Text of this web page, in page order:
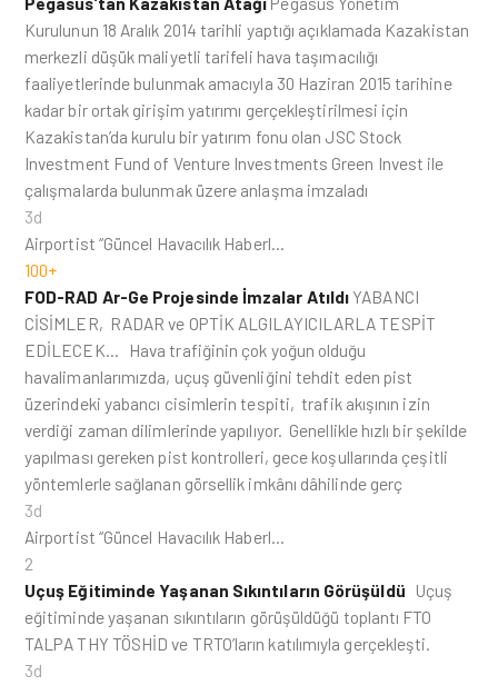
Kurulunun 18 Aralık 2014 tarihli yaptığı açıklamada Kazakistan
merkezli düşük maliyetli tarifeli hava taşımacılığı
faaliyetlerinde bulunmak amacıyla 30 Haziran 2015 tarihine
kadar bir ortak girişim yatırımı gerçekleştirilmesi için
Kazakistan’da kurulu bir yatırım fonu olan JSC Stock
Investment Fund of Venture Investments Green Invest ile
çalışmalarda bulunmak üzere anlaşma imzaladı
3d
Airportist “Güncel Havacılık Haberl…
100+
FOD-RAD Ar-Ge Projesinde İmzalar AtıldıYABANCI
CİSİMLER, RADAR ve OPTİK ALGILAYICILARLA TESPİT
EDİLECEK… Hava trafiğinin çok yoğun olduğu
havalimanlarımızda, uçuş güvenliğini tehdit eden pist
üzerindeki yabancı cisimlerin tespiti, trafik akışının izin
verdiği zaman dilimlerinde yapılıyor. Genellikle hızlı bir şekilde
yapılması gereken pist kontrolleri, gece koşullarında çeşitli
yöntemlerle sağlanan görsellik imkânı dâhilinde gerç
3d
Airportist “Güncel Havacılık Haberl…
2
Uçuş Eğitiminde Yaşanan Sıkıntıların Görüşüldü Uçuş
eğitiminde yaşanan sıkıntıların görüşüldüğü toplantı FTO
TALPA THY TÖSHİD ve TRTO’ların katılımıyla gerçekleşti.
3d